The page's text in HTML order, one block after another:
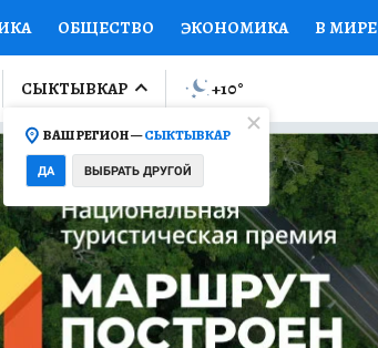
ОБЩЕСТВО ЭКОНОМИКА В МИРЕ
ПРОИСШЕСТВИЯ
ОТКРЫВАЕМ МИР Я ЗНАЮ СЕМЬЯ
СЕРИАЛЫ СПЕЦПРОЕКТЫ
КОЛЛЕКЦИИ КОНКУРСЫ РАБОТА
СЫКТЫВКАР
ВАШ РЕГИОН —СЫКТЫВКАР
ДА ВЫБРАТЬ ДРУГОЙ
+10°